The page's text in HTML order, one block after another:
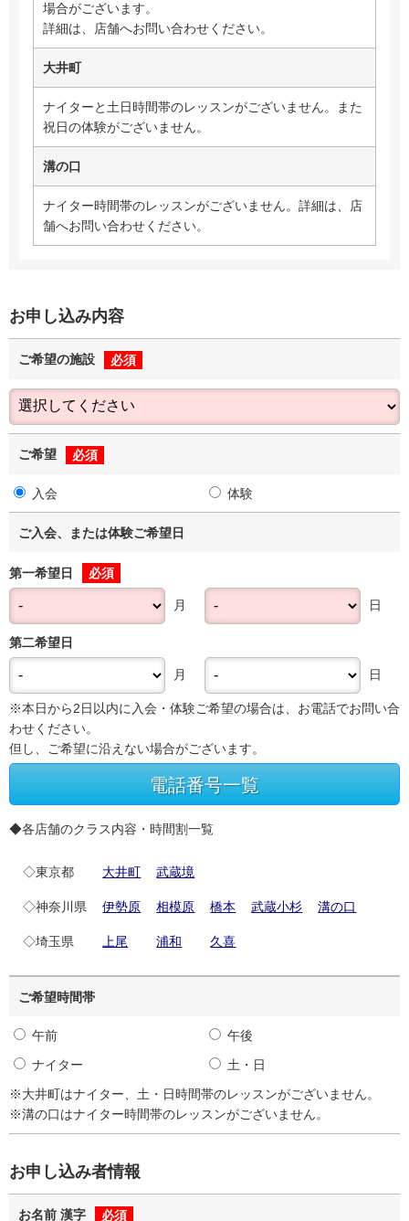
場合がございます。
詳細は、店舗へお問い合わせください。
大井町
ナイターと土日時間帯のレッスンがございません。また
祝日の体験がございません。
溝の口
ナイター時間帯のレッスンがございません。詳細は、店
舗へお問い合わせください。
お申し込み内容
ご希望の施設 必須
ご希望 必須
入会 体験
ご入会、または体験ご希望日
第一希望日 必須
月 日
第二希望日
月 日
※本日から2日以内に入会・体験ご希望の場合は、お電話でお問い合
わせください。
但し、ご希望に沿えない場合がございます。
電話番号一覧
◆各店舗のクラス内容・時間割一覧
◇東京都 大井町 武蔵境
◇神奈川県 伊勢原 相模原 橋本 武蔵小杉 溝の口
◇埼玉県 上尾 浦和 久喜
ご希望時間帯
午前
午後
ナイター
土・日
大井町はナイター、土・日時間帯のレッスンがございません。
溝の口はナイター時間帯のレッスンがございません。
お申し込み者情報
お名前 漢字 必須